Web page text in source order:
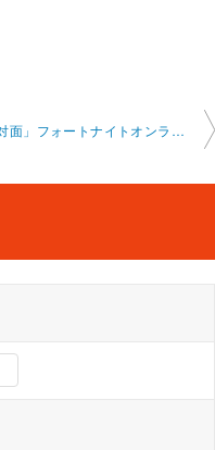
「対面」フォートナイトオンラインレッスン 2025-6-27-no0007- 0030